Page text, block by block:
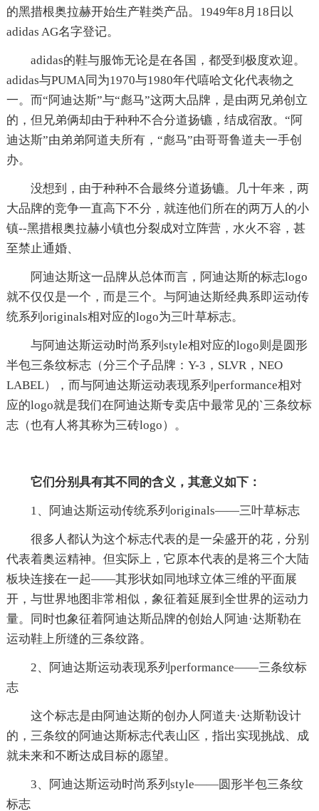
的黑措根奥拉赫开始生产鞋类产品。1949年8月18日以
adidas AG名字登记。
adidas的鞋与服饰无论是在各国，都受到极度欢迎。
adidas与PUMA同为1970与1980年代嘻哈文化代表物之
一。而“阿迪达斯”与“彪马”这两大品牌，是由两兄弟创立
的，但兄弟俩却由于种种不合分道扬镳，结成宿敌。“阿
迪达斯”由弟弟阿道夫所有，“彪马”由哥哥鲁道夫一手创
办。
没想到，由于种种不合最终分道扬镳。几十年来，两
大品牌的竞争一直高下不分，就连他们所在的两万人的小
镇--黑措根奥拉赫小镇也分裂成对立阵营，水火不容，甚
至禁止通婚、
阿迪达斯这一品牌从总体而言，阿迪达斯的标志logo
就不仅仅是一个，而是三个。与阿迪达斯经典系即运动传
统系列originals相对应的logo为三叶草标志。
与阿迪达斯运动时尚系列style相对应的logo则是圆形
半包三条纹标志（分三个子品牌：Y-3，SLVR，NEO
LABEL），而与阿迪达斯运动表现系列performance相对
应的logo就是我们在阿迪达斯专卖店中最常见的`三条纹标
志（也有人将其称为三砖logo）。
它们分别具有其不同的含义，其意义如下：
1、阿迪达斯运动传统系列originals——三叶草标志
很多人都认为这个标志代表的是一朵盛开的花，分别
代表着奥运精神。但实际上，它原本代表的是将三个大陆
板块连接在一起——其形状如同地球立体三维的平面展
开，与世界地图非常相似，象征着延展到全世界的运动力
量。同时也象征着阿迪达斯品牌的创始人阿迪·达斯勒在
运动鞋上所缝的三条纹路。
2、阿迪达斯运动表现系列performance——三条纹标
志
这个标志是由阿迪达斯的创办人阿道夫·达斯勒设计
的，三条纹的阿迪达斯标志代表山区，指出实现挑战、成
就未来和不断达成目标的愿望。
3、阿迪达斯运动时尚系列style——圆形半包三条纹
标志